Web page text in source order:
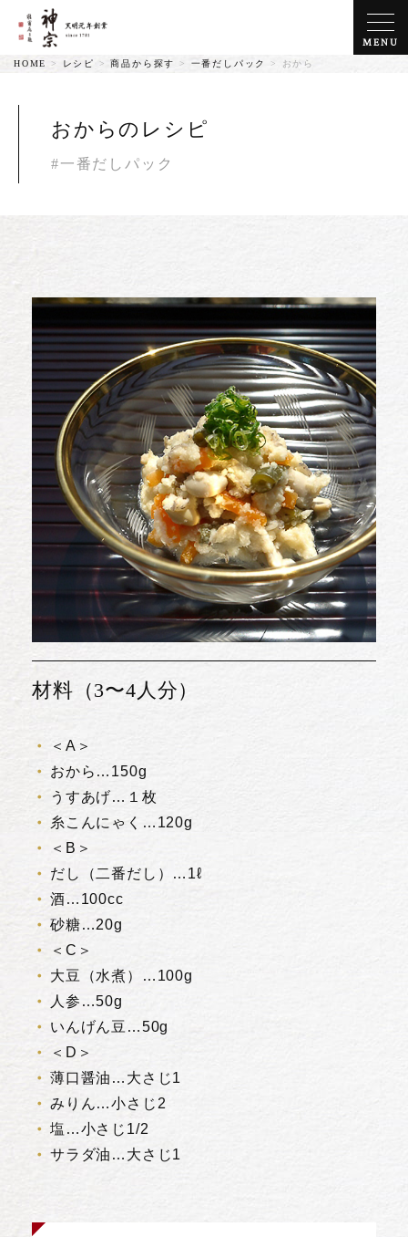
MENU
HOME > レシピ >商品から探す > 一番だしパック > おから
おからのレシピ
#一番だしパック
材料（3〜4人分）
＜A＞
おから…150g
うすあげ…１枚
糸こんにゃく…120g
＜B＞
だし（二番だし）…1ℓ
酒…100cc
砂糖…20g
＜C＞
大豆（水煮）…100g
人参…50g
いんげん豆…50g
＜D＞
薄口醤油…大さじ1
みりん…小さじ2
塩…小さじ1/2
サラダ油…大さじ1